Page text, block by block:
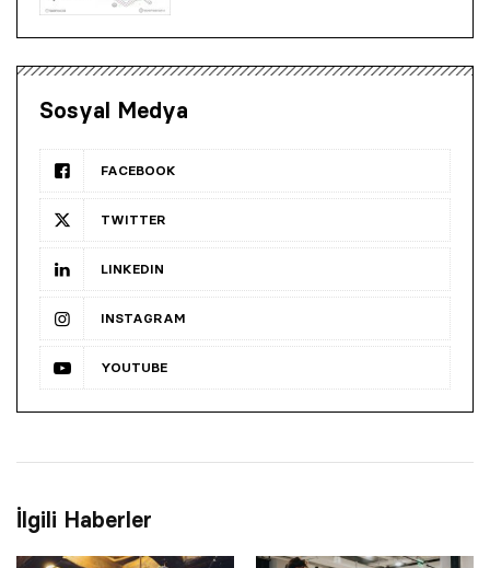
Sosyal Medya
FACEBOOK
TWITTER
LINKEDIN
INSTAGRAM
YOUTUBE
İlgili Haberler